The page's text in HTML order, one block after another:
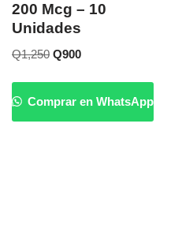
200 Mcg – 10
Unidades
Q1,250 Q900
Comprar en WhatsApp